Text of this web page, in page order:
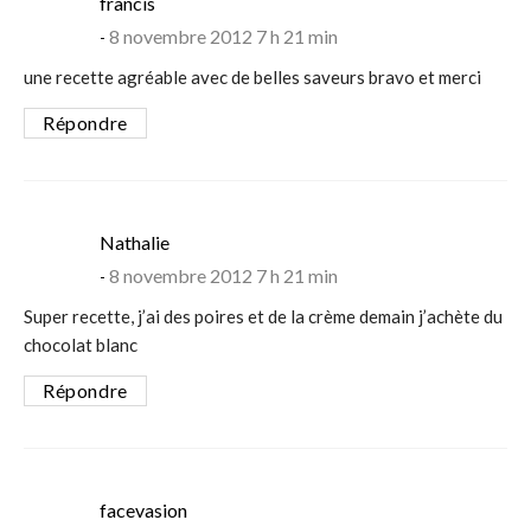
8 novembre 2012 7 h 21 min
une recette agréable avec de belles saveurs bravo et merci
Répondre
Nathaliesays:
8 novembre 2012 7 h 21 min
Super recette, j’ai des poires et de la crème demain j’achète du
chocolat blanc
Répondre
facevasionsays: